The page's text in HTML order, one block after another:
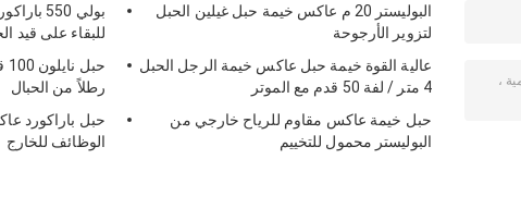
للبقاء على قيد
رطلاً من الحبال
الوظائف للخارج
البوليستر 20 م عاكس خيمة حبل غيلين الحبل
لتزوير الأرجوحة
عالية القوة خيمة حبل عاكس خيمة الرجل الحبل
4 متر / لفة 50 قدم مع الموتر
حبل خيمة عاكس مقاوم للرياح خارجي من
البوليستر محمول للتخييم